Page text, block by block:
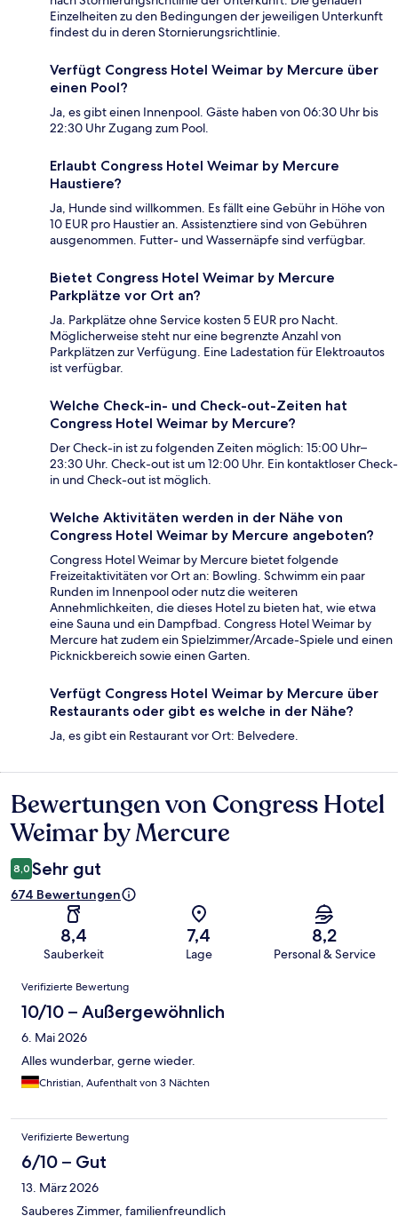
Einzelheiten zu den Bedingungen der jeweiligen Unterkunft
findest du in deren Stornierungsrichtlinie.
Verfügt Congress Hotel Weimar by Mercure über
einen Pool?
Ja, es gibt einen Innenpool. Gäste haben von 06:30 Uhr bis
22:30 Uhr Zugang zum Pool.
Erlaubt Congress Hotel Weimar by Mercure
Haustiere?
Ja, Hunde sind willkommen. Es fällt eine Gebühr in Höhe von
10 EUR pro Haustier an. Assistenztiere sind von Gebühren
ausgenommen. Futter- und Wassernäpfe sind verfügbar.
Bietet Congress Hotel Weimar by Mercure
Parkplätze vor Ort an?
Ja. Parkplätze ohne Service kosten 5 EUR pro Nacht.
Möglicherweise steht nur eine begrenzte Anzahl von
Parkplätzen zur Verfügung. Eine Ladestation für Elektroautos
ist verfügbar.
Welche Check-in- und Check-out-Zeiten hat
Congress Hotel Weimar by Mercure?
Der Check-in ist zu folgenden Zeiten möglich: 15:00 Uhr–
23:30 Uhr. Check-out ist um 12:00 Uhr. Ein kontaktloser Check-
in und Check-out ist möglich.
Welche Aktivitäten werden in der Nähe von
Congress Hotel Weimar by Mercure angeboten?
Congress Hotel Weimar by Mercure bietet folgende
Freizeitaktivitäten vor Ort an: Bowling. Schwimm ein paar
Runden im Innenpool oder nutz die weiteren
Annehmlichkeiten, die dieses Hotel zu bieten hat, wie etwa
eine Sauna und ein Dampfbad. Congress Hotel Weimar by
Mercure hat zudem ein Spielzimmer/Arcade-Spiele und einen
Picknickbereich sowie einen Garten.
Verfügt Congress Hotel Weimar by Mercure über
Restaurants oder gibt es welche in der Nähe?
Ja, es gibt ein Restaurant vor Ort: Belvedere.
Bewertungen
Bewertungen von Congress Hotel
Weimar by Mercure
8,0 Sehr gut
674 Bewertungen
8,4
Sauberkeit
7,4
Lage
8,2
Personal & Service
Bewertungen
Verifizierte Bewertung
10/10 – Außergewöhnlich
6. Mai 2026
Alles wunderbar, gerne wieder.
Christian, Aufenthalt von 3 Nächten
Verifizierte Bewertung
6/10 – Gut
13. März 2026
Sauberes Zimmer, familienfreundlich